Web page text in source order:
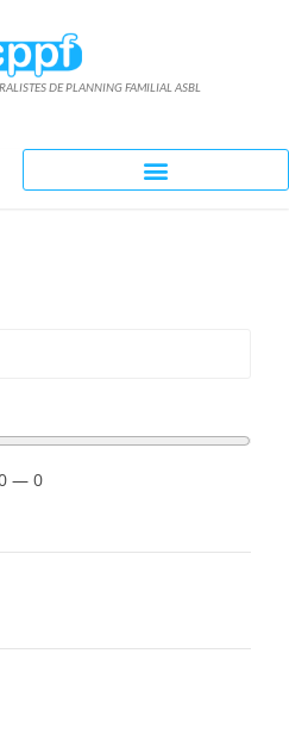
DE PLANNING FAMILIAL ASBL
— 0